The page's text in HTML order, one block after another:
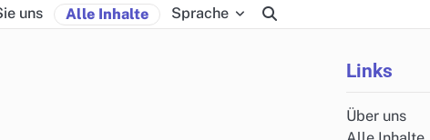
uns Alle Inhalte Sprache
Links
Über uns